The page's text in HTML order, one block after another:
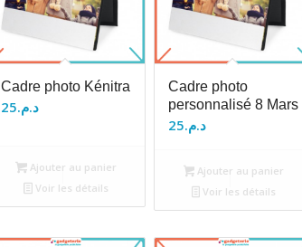
Cadre photo Kénitra
د.م.25
Ajouter au panier
Voir les détails
Cadre photo
personnalisé 8 Mars
د.م.25
Ajouter au panier
Voir les détails